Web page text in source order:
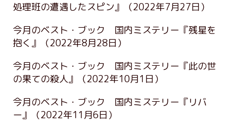
処理班の遭遇したスピン』
（2022年7月27日）
今月のベスト・ブック 国内ミステリー『残星を
抱く』
（2022年8月28日）
今月のベスト・ブック 国内ミステリー『此の世
の果ての殺人』
（2022年10月1日）
今月のベスト・ブック 国内ミステリー『リバ
ー』
（2022年11月6日）